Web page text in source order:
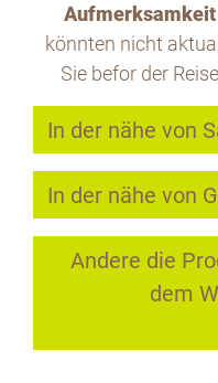
Aufmerksamkeit
könnten nicht
Sie befor der
In der nähe von
In der nähe von
Andere die
dem